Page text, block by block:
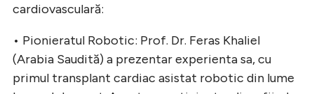
cardiovasculară:
• Pionieratul Robotic: Prof. Dr. Feras Khaliel
(Arabia Saudită) a prezentar experienta sa, cu
primul transplant cardiac asistat robotic din lume